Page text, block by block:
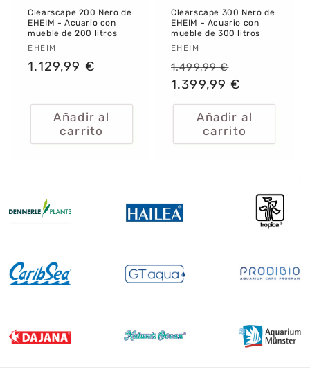
Clearscape 200 Nero de
EHEIM - Acuario con
mueble de 200 litros
Proveedor:
EHEIM
Precio
1.129,99 €
Añadir al
carrito
Clearscape 300 Nero de
EHEIM - Acuario con
mueble de 300 litros
Proveedor:
EHEIM
Precio
habitual
1.499,99 €
de
oferta
1.399,99 €
Añadir al
carrito